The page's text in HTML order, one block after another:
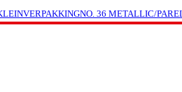
NO. 36 METALLIC/